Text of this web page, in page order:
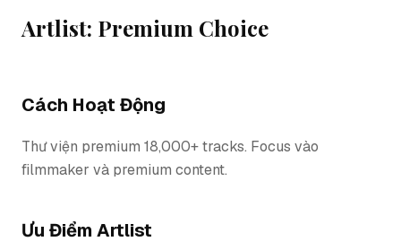
Artlist: Premium Choice
Cách Hoạt Động
Thư viện premium 18,000+ tracks. Focus vào
filmmaker và premium content.
Ưu Điểm Artlist